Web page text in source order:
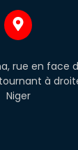
rue en face
à
Niger